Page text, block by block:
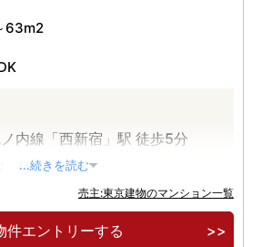
63m2
内線「西新宿」駅 徒歩5分
」駅 徒歩13分
イバシー性の高い内廊下設計
...続きを読む
売主:東京建物のマンション一覧
件エントリーする